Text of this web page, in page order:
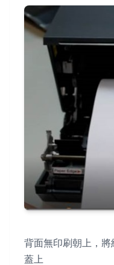
背面無印刷朝上，
蓋上